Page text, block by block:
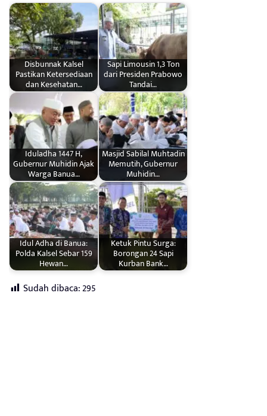
Disbunnak Kalsel
Pastikan Ketersediaan
dan Kesehatan…
Sapi Limousin 1,3 Ton
dari Presiden Prabowo
Tandai…
Iduladha 1447 H,
Gubernur Muhidin Ajak
Warga Banua…
Masjid Sabilal Muhtadin
Memutih, Gubernur
Muhidin…
Idul Adha di Banua:
Polda Kalsel Sebar 159
Hewan…
Ketuk Pintu Surga:
Borongan 24 Sapi
Kurban Bank…
Sudah dibaca:295